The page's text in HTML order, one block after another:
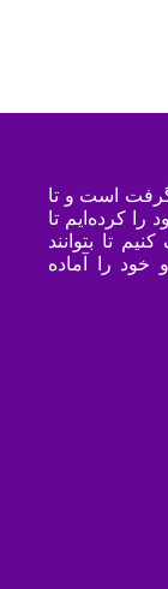
اردیبهشت ۱۳۹۴ شکل گرفت است و تا
را کرده‌ایم تا
تا بتوانند
خود را آماده